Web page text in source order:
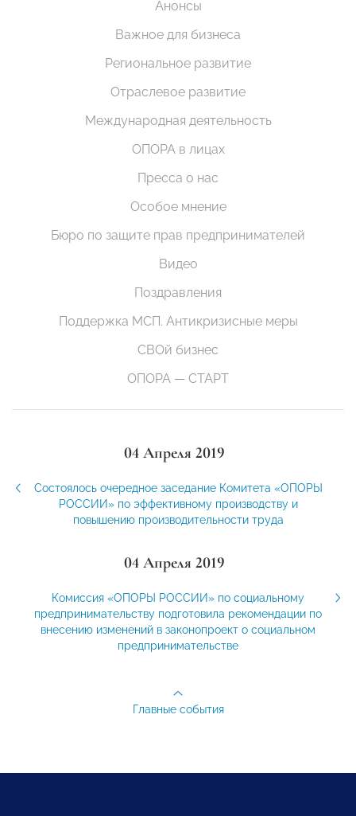
Анонсы
Важное для бизнеса
Региональное развитие
Отраслевое развитие
Международная деятельность
ОПОРА в лицах
Пресса о нас
Особое мнение
Бюро по защите прав предпринимателей
Видео
Поздравления
Поддержка МСП. Антикризисные меры
СВОй бизнес
ОПОРА — СТАРТ
04 Апреля 2019
Состоялось очередное заседание Комитета «ОПОРЫ
РОССИИ» по эффективному производству и
повышению производительности труда
04 Апреля 2019
Комиссия «ОПОРЫ РОССИИ» по социальному
предпринимательству подготовила рекомендации по
внесению изменений в законопроект о социальном
предпринимательстве
Главные события